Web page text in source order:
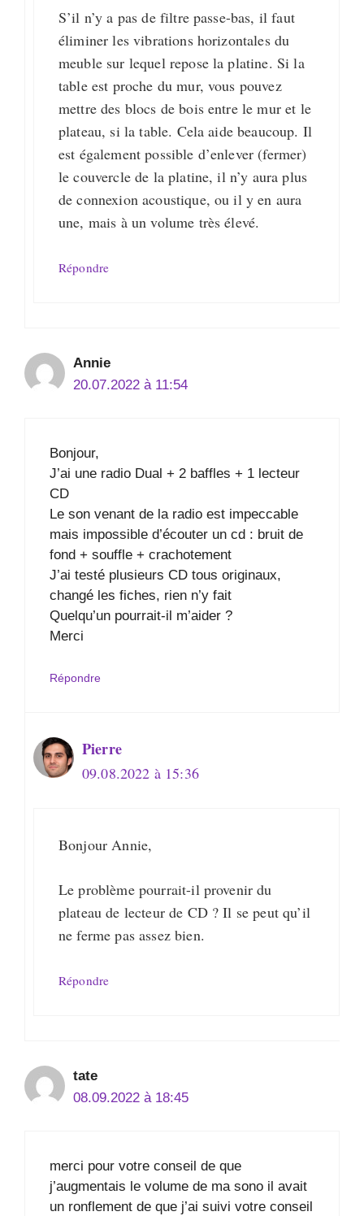
S’il n’y a pas de filtre passe-bas, il faut
éliminer les vibrations horizontales du
meuble sur lequel repose la platine. Si la
table est proche du mur, vous pouvez
mettre des blocs de bois entre le mur et le
plateau, si la table. Cela aide beaucoup. Il
est également possible d’enlever (fermer)
le couvercle de la platine, il n’y aura plus
de connexion acoustique, ou il y en aura
une, mais à un volume très élevé.
Répondre
Annie
20.07.2022 à 11:54
Bonjour,
J’ai une radio Dual + 2 baffles + 1 lecteur
CD
Le son venant de la radio est impeccable
mais impossible d’écouter un cd : bruit de
fond + souffle + crachotement
J’ai testé plusieurs CD tous originaux,
changé les fiches, rien n’y fait
Quelqu’un pourrait-il m’aider ?
Merci
Répondre
Pierre
09.08.2022 à 15:36
Bonjour Annie,
Le problème pourrait-il provenir du
plateau de lecteur de CD ? Il se peut qu’il
ne ferme pas assez bien.
Répondre
tate
08.09.2022 à 18:45
merci pour votre conseil de que
j’augmentais le volume de ma sono il avait
un ronflement de que j’ai suivi votre conseil